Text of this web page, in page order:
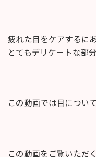
疲れた目をケアするにあ
とてもデリケートな部
この動画では目につい
この動画をご覧いただく